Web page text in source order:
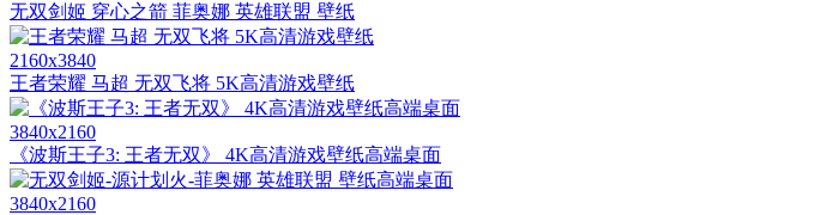
无双剑姬 穿心之箭 菲奥娜 英雄联盟 壁纸
2160x3840
王者荣耀 马超 无双飞将 5K高清游戏壁纸
3840x2160
《波斯王子3: 王者无双》 4K高清游戏壁纸高端桌面
3840x2160